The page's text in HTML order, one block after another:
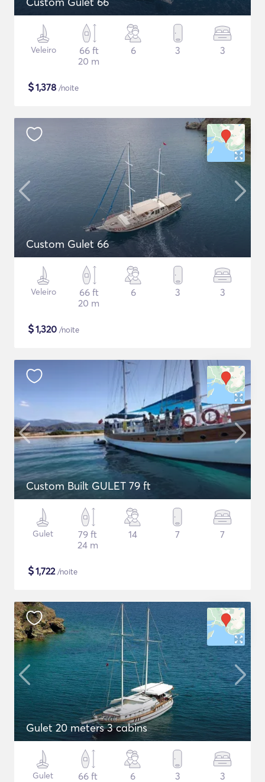
Veleiro
66 ft
20 m
6 3 3
$1,378 /noite
Custom Gulet 66
Veleiro
66 ft
20 m
6 3 3
$1,320 /noite
Custom Built GULET 79 ft
Gulet
79 ft
24 m
14 7 7
$1,722/noite
Gulet 20 meters 3 cabins
Gulet
66 ft
6 3 3